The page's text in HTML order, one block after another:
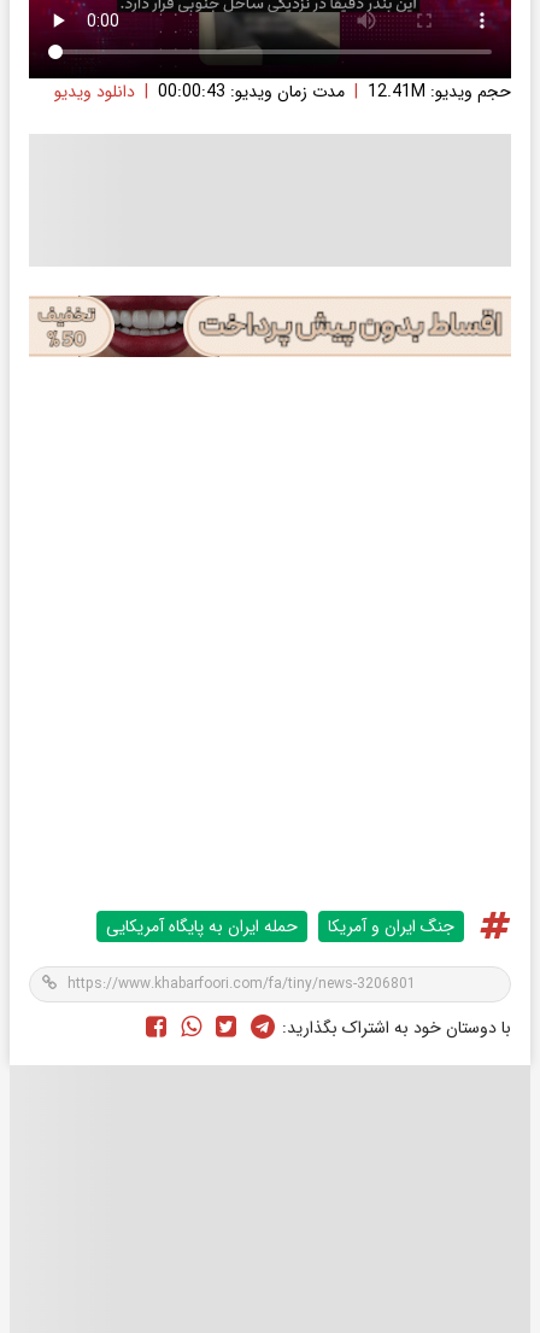
حجم ویدیو: 12.41M | مدت زمان ویدیو: 00:00:43 | دانلود ویدیو
جنگ ایران و آمریکا حمله ایران به پایگاه آمریکایی
با دوستان خود به اشتراک بگذارید: